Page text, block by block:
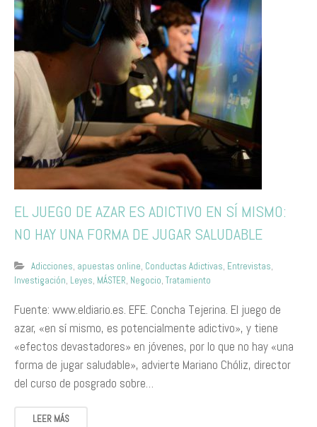
EL JUEGO DE AZAR ES ADICTIVO EN SÍ MISMO:
NO HAY UNA FORMA DE JUGAR SALUDABLE
Adicciones, apuestas online, Conductas Adictivas, Entrevistas,
Investigación, Leyes, MÁSTER, Negocio, Tratamiento
Fuente: www.eldiario.es. EFE. Concha Tejerina. El juego de
azar, «en sí mismo, es potencialmente adictivo», y tiene
«efectos devastadores» en jóvenes, por lo que no hay «una
forma de jugar saludable», advierte Mariano Chóliz, director
del curso de posgrado sobre…
LEER MÁS